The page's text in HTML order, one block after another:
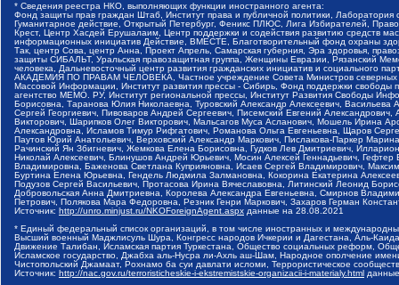
* Сведения реестра НКО, выполняющих функции иностранного агента:
Фонд защиты прав граждан Штаб, Институт права и публичной политики,
Гуманитарное действие, Открытый Петербург, Феникс ПЛЮС, Лига Избирателей,
Крест, Центр Хасдей Ерушалаим, Центр поддержки и содействия развитию средств
информационных инициатив Действие, ВМЕСТЕ, Благотворительный фонд охраны
Так, центр Сова, центр Анна, Проект Апрель, Самарская губерния, Эра здоровья,
защиты СИБАЛЬТ, Уральская правозащитная группа, Женщины Евразии, Рязанский
человека, Дальневосточный центр развития гражданских инициатив и социального
АКАДЕМИЯ ПО ПРАВАМ ЧЕЛОВЕКА, Частное учреждение Совета Министров северных
Массовой Информации, Институт развития прессы - Сибирь, Фонд поддержки
агентство МЕМО. РУ, Институт региональной прессы, Институт Развития Свободы
Борисовна, Таранова Юлия Николаевна, Туровский Александр Алексеевич,
Сергей Георгиевич, Пивоваров Андрей Сергеевич, Писемский Евгений
Викторович, Шарипков Олег Викторович, Мальсагов Муса Асланович, Мошель Ирина
Александровна, Исламов Тимур Рифгатович, Романова Ольга Евгеньевна, Щаров
Паутов Юрий Анатольевич, Верховский Александр Маркович, Пислакова-Паркер
Рачинский Ян Збигневич, Жемкова Елена Борисовна, Гудков Лев Дмитриевич,
Николай Алексеевич, Блинушов Андрей Юрьевич, Мосин Алексей Геннадьевич,
Владимировна, Баженова Светлана Куприяновна, Исаев Сергей Владимирович,
Буртина Елена Юрьевна, Гендель Людмила Залмановна, Кокорина Екатерина
Подузов Сергей Васильевич, Протасова Ирина Вячеславовна, Литинский Леонид
Добровольская Анна Дмитриевна, Королева Александра Евгеньевна, Смирнов
Петрович, Полякова Мара Федоровна, Резник Генри Маркович, Захаров Герман
Источник: http://unro.minjust.ru/NKOForeignAgent.aspx данные на 28.08.2021
* Единый федеральный список организаций, в том числе иностранных и
Высший военный Маджлисуль Шура, Конгресс народов Ичкерии и Дагестана, Аль-
Движение Талибан, Исламская партия Туркестана, Общество социальных реформ,
Исламское государство, Джабха аль-Нусра ли-Ахль аш-Шам, Народное ополчение
Чистопольский Джамаат, Рохнамо ба суи давлати исломи, Террористическое
Источник: http://nac.gov.ru/terroristicheskie-i-ekstremistskie-organizacii-i-materialy.html